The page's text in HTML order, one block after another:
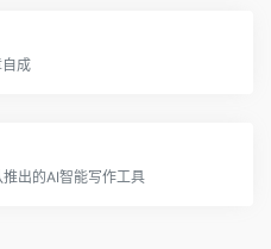
成
出的AI智能写作工具